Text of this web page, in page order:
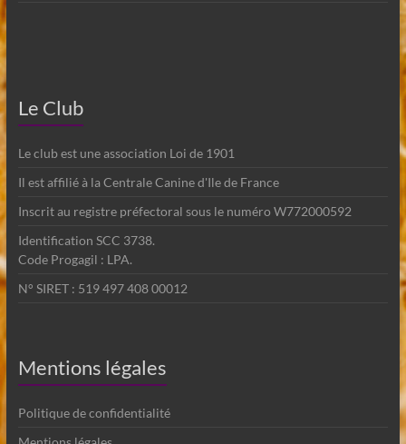
Le Club
Le club est une association Loi de 1901
Il est affilié à la Centrale Canine d'Ile de France
Inscrit au registre préfectoral sous le numéro W772000592
Identification SCC 3738.
Code Progagil : LPA.
N° SIRET : 519 497 408 00012
Mentions légales
Politique de confidentialité